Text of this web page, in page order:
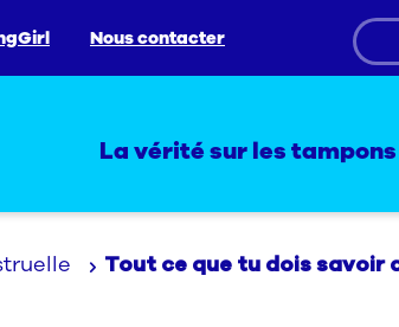
Nous contacter
La vérité sur les tampons
Tout ce que tu dois savoir